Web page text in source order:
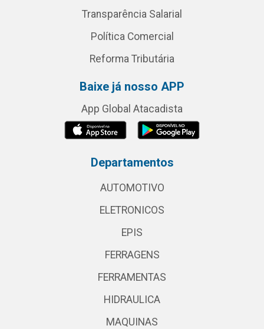
Transparência Salarial
Política Comercial
Reforma Tributária
Baixe já nosso APP
App Global Atacadista
Departamentos
AUTOMOTIVO
ELETRONICOS
EPIS
FERRAGENS
FERRAMENTAS
HIDRAULICA
MAQUINAS